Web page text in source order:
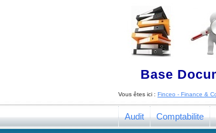
Base
Vous êtes ici : Finceo - Finance &
Audit Comptabilite